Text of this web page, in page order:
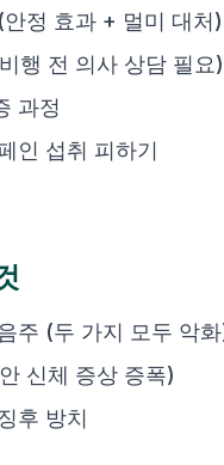
정 효과 + 멀미 대처)
행 전 의사 상담 필요)
과정
인 섭취 피하기
주 (두 가지 모두 악
신체 증상 증폭)
후 방치